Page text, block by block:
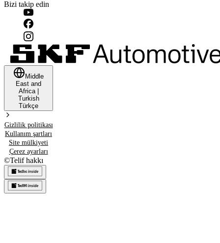
Bizi takip edin
Middle
East and
Africa|
Turkish
Türkçe
Gizlilik politikası
Kullanım şartları
Site mülkiyeti
Çerez ayarları
©Telif hakkı